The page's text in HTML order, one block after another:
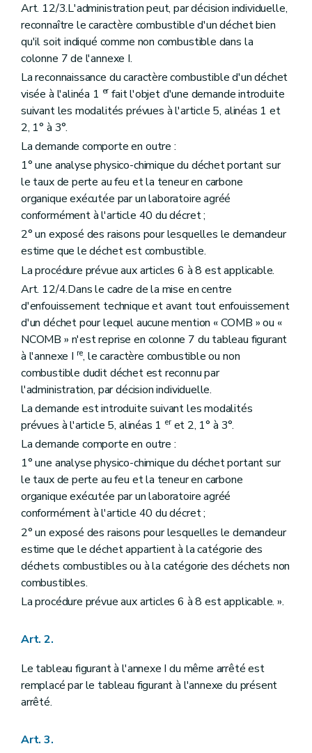
Art. 12/3.L'administration peut, par décision individuelle,
reconnaître le caractère combustible d'un déchet bien
qu'il soit indiqué comme non combustible dans la
colonne 7 de l'annexe I.
La reconnaissance du caractère combustible d'un déchet
visée à l'alinéa 1 erfait l'objet d'une demande introduite
suivant les modalités prévues à l'article 5, alinéas 1 et
2, 1° à 3°.
La demande comporte en outre :
1° une analyse physico-chimique du déchet portant sur
le taux de perte au feu et la teneur en carbone
organique exécutée par un laboratoire agréé
conformément à l'article 40 du décret ;
2° un exposé des raisons pour lesquelles le demandeur
estime que le déchet est combustible.
La procédure prévue aux articles 6 à 8 est applicable.
Art. 12/4.Dans le cadre de la mise en centre
d'enfouissement technique et avant tout enfouissement
d'un déchet pour lequel aucune mention « COMB » ou «
NCOMB » n'est reprise en colonne 7 du tableau figurant
à l'annexe I re, le caractère combustible ou non
combustible dudit déchet est reconnu par
l'administration, par décision individuelle.
La demande est introduite suivant les modalités
prévues à l'article 5, alinéas 1 eret 2, 1° à 3°.
La demande comporte en outre :
1° une analyse physico-chimique du déchet portant sur
le taux de perte au feu et la teneur en carbone
organique exécutée par un laboratoire agréé
conformément à l'article 40 du décret ;
2° un exposé des raisons pour lesquelles le demandeur
estime que le déchet appartient à la catégorie des
déchets combustibles ou à la catégorie des déchets non
combustibles.
La procédure prévue aux articles 6 à 8 est applicable. ».
Art. 2.
Le tableau figurant à l'annexe I du même arrêté est
remplacé par le tableau figurant à l'annexe du présent
arrêté.
Art. 3.